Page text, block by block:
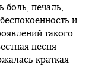
боль, печаль,
и
такого
песня
краткая